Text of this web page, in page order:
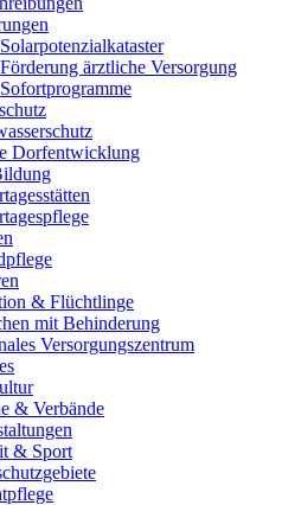
Solarpotenzialkataster
Förderung ärztliche Versorgung
Sofortprogramme
Dorfentwicklung
& Flüchtlinge
mit Behinderung
Versorgungszentrum
& Verbände
& Sport